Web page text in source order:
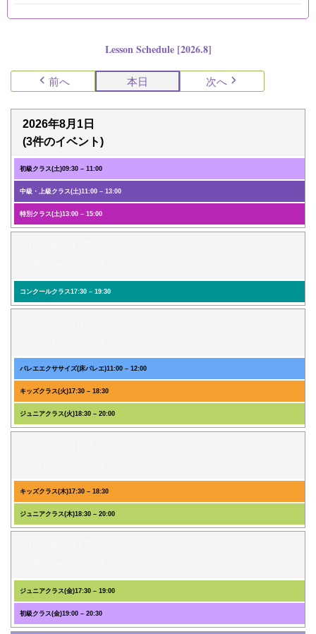
Lesson Schedule [2026.8]
前へ 本日 次へ
2026年8月1日
(3件のイベント)
初級クラス(土)09:30 – 11:00
中級・上級クラス(土)11:00 – 13:00
特別クラス(土)13:00 – 15:00
コンクールクラス17:30 – 19:30
バレエエクササイズ(床バレエ)11:00 – 12:00
キッズクラス(火)17:30 – 18:30
ジュニアクラス(火)18:30 – 20:00
キッズクラス(木)17:30 – 18:30
ジュニアクラス(木)18:30 – 20:00
ジュニアクラス(金)17:30 – 19:00
初級クラス(金)19:00 – 20:30